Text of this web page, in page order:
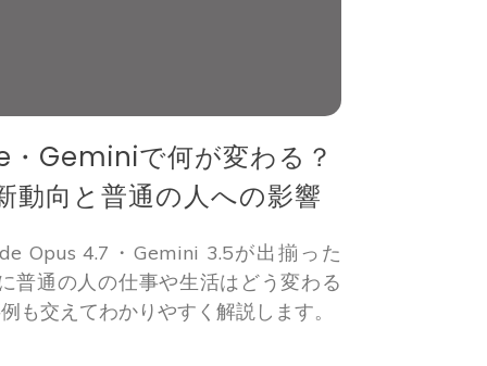
Geminiで何が変わる？
動向と普通の人への影響
Opus 4.7・Gemini 3.5が出揃った
普通の人の仕事や生活はどう変わる
も交えてわかりやすく解説します。